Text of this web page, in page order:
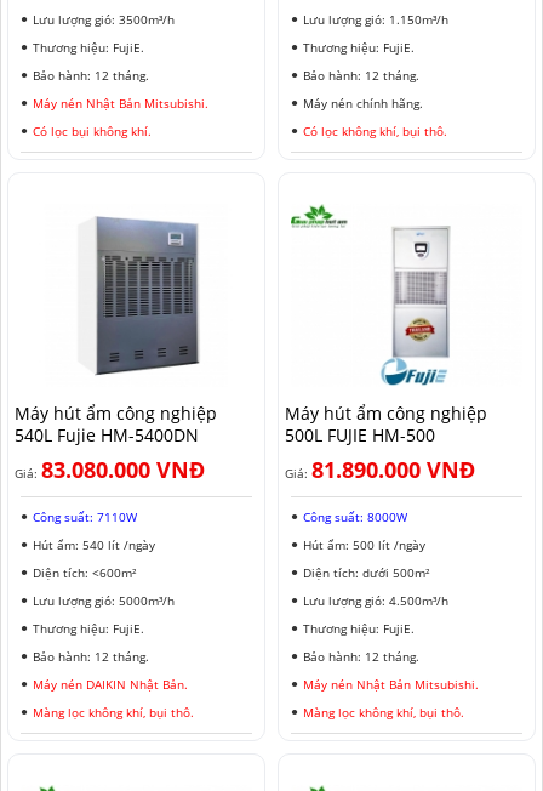
Lưu lượng gió: 3500m³/h
Thương hiệu: FujiE.
Bảo hành: 12 tháng.
Máy nén Nhật Bản Mitsubishi.
Có lọc bụi không khí.
Lưu lượng gió: 1.150m³/h
Thương hiệu: FujiE.
Bảo hành: 12 tháng.
Máy nén chính hãng.
Có lọc không khí, bụi thô.
Máy hút ẩm công nghiệp
540L Fujie HM-5400DN
Giá: 83.080.000 VNĐ
Công suất: 7110W
Hút ẩm: 540 lít /ngày
Diện tích: <600m²
Lưu lượng gió: 5000m³/h
Thương hiệu: FujiE.
Bảo hành: 12 tháng.
Máy nén DAIKIN Nhật Bản.
Màng lọc không khí, bụi thô.
Máy hút ẩm công nghiệp
500L FUJIE HM-500
Giá: 81.890.000 VNĐ
Công suất: 8000W
Hút ẩm: 500 lít /ngày
Diện tích: dưới 500m²
Lưu lượng gió: 4.500m³/h
Thương hiệu: FujiE.
Bảo hành: 12 tháng.
Máy nén Nhật Bản Mitsubishi.
Màng lọc không khí, bụi thô.